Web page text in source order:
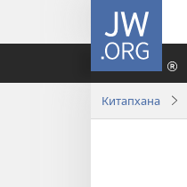
JW.ORG
Китапхана